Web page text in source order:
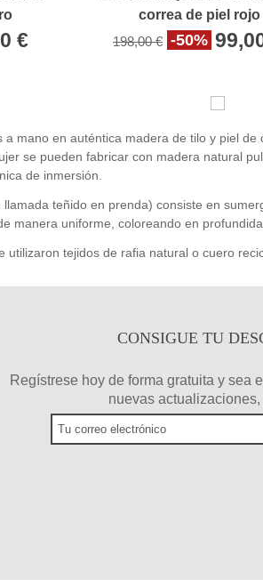
€
correa de piel rojo
198,00 € -50%
mano en auténtica madera de tilo y piel
se pueden fabricar con madera natural
de inmersión.
teñido en prenda) consiste en
manera uniforme, coloreando en
utilizaron tejidos de rafia natural o cuero
CONSIGUE TU
Regístrese hoy de forma gratuita y sea
nuevas